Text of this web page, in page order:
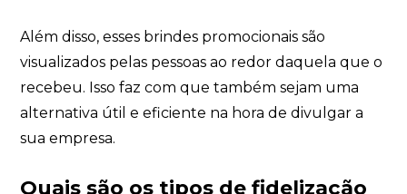
Além disso, esses brindes promocionais são
visualizados pelas pessoas ao redor daquela que o
recebeu. Isso faz com que também sejam uma
alternativa útil e eficiente na hora de divulgar a
sua empresa.
Quais são os tipos de fidelização